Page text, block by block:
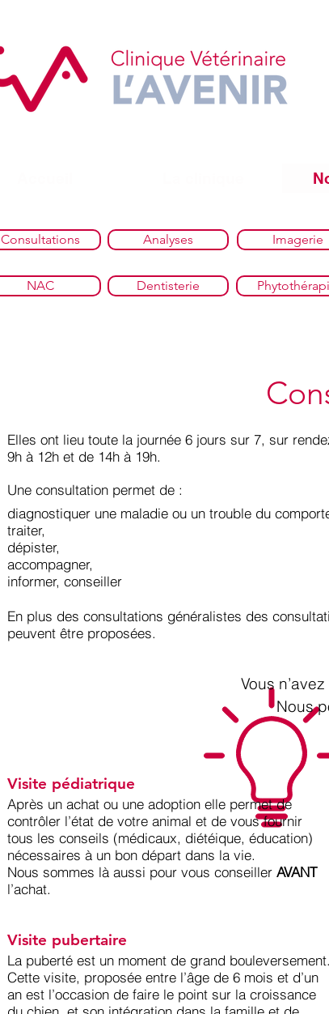
Consultations Analyses Imagerie
NAC Dentisterie
Elles ont lieu toute la journée 6 jours sur 7, sur
9h à 12h et de 14h à 19h.
Une consultation permet de :
diagnostiquer une maladie ou un trouble du
traiter,
dépister,
accompagner,
informer, conseiller
En plus des consultations généralistes des
peuvent être proposées.
Vous
Nous
Visite pédiatrique
Après un achat ou une adoption elle permet de
contrôler l’état de votre animal et de vous fournir
tous les conseils (médicaux, diétéique, éducation)
nécessaires à un bon départ dans la vie.
Nous sommes là aussi pour vous conseiller AVANT
l’achat.
Visite pubertaire
La puberté est un moment de grand bouleversement.
Cette visite, proposée entre l’âge de 6 mois et d’un
an est l’occasion de faire le point sur la croissance